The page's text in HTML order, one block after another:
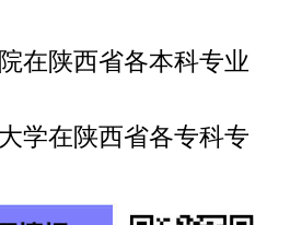
在陕西省各本科专业
学在陕西省各专科专